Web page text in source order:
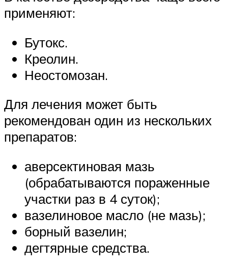
применяют:
Бутокс.
Креолин.
Неостомозан.
Для лечения может быть
рекомендован один из нескольких
препаратов:
аверсектиновая мазь
(обрабатываются пораженные
участки раз в 4 суток);
вазелиновое масло (не мазь);
борный вазелин;
дегтярные средства.